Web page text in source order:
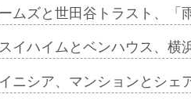
ムズと世田谷トラスト、
イハイムとベンハウス、
ニシア、マンションとシ